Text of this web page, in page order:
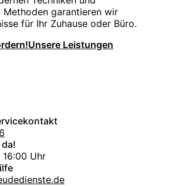
garantieren wir
für Ihr Zuhause oder Büro.
Unsere Leistungen
Uhr